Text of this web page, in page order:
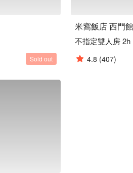
Sold out
米窩飯店 西門館
不指定雙人房 2h
4.8 (407)